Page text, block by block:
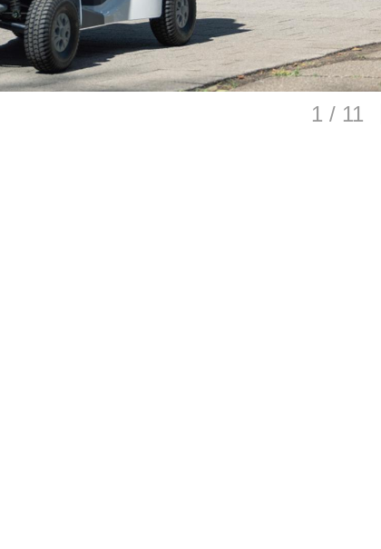
ライフスタイル
テクノロジー